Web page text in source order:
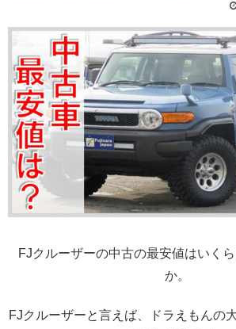
FJクルーザーの中古の最安値はいく
か。
FJクルーザーと言えば、ドラえもんの